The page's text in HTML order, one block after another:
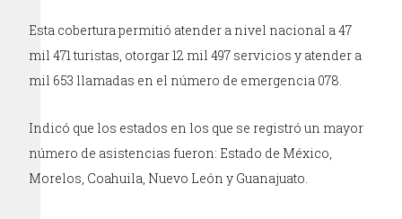
Esta cobertura permitió atender a nivel nacional a 47
mil 471 turistas, otorgar 12 mil 497 servicios y atender a
mil 653 llamadas en el número de emergencia 078.
Indicó que los estados en los que se registró un mayor
número de asistencias fueron: Estado de México,
Morelos, Coahuila, Nuevo León y Guanajuato.